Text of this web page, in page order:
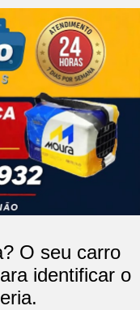
O seu carro
identificar o